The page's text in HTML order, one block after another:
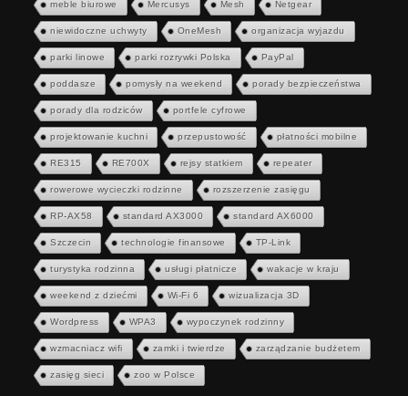
meble biurowe Mercusys Mesh Netgear
niewidoczne uchwyty OneMesh organizacja wyjazdu
parki linowe parki rozrywki Polska PayPal
poddasze pomysły na weekend porady bezpieczeństwa
porady dla rodziców portfele cyfrowe
projektowanie kuchni przepustowość płatności mobilne
RE315 RE700X rejsy statkiem repeater
rowerowe wycieczki rodzinne rozszerzenie zasięgu
RP-AX58 standard AX3000 standard AX6000
Szczecin technologie finansowe TP-Link
turystyka rodzinna usługi płatnicze wakacje w kraju
weekend z dziećmi Wi-Fi 6 wizualizacja 3D
Wordpress WPA3 wypoczynek rodzinny
wzmacniacz wifi zamki i twierdze zarządzanie budżetem
zasięg sieci zoo w Polsce